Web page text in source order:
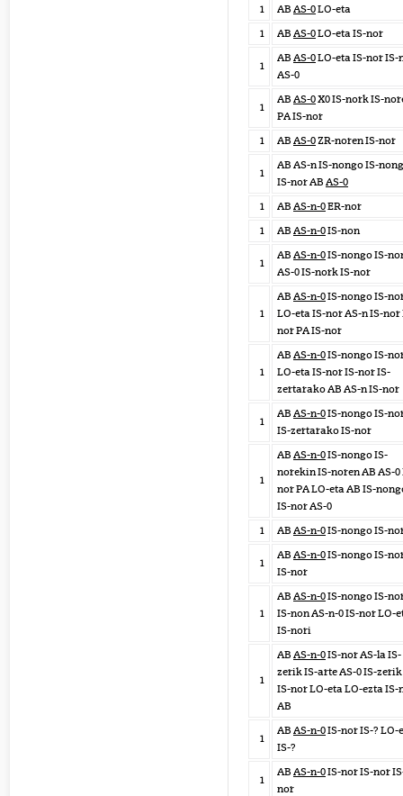
1
AB AS-0LO-eta
1
AB AS-0LO-eta IS-nor
1
AB AS-0LO-eta IS-nor IS-
AS-0
1
AB AS-0X0 IS-nork IS-
PA IS-nor
1
AB AS-0ZR-noren IS-nor
1
AB AS-n IS-nongo IS-
IS-nor AB AS-0
1
AB AS-n-0ER-nor
1
AB AS-n-0IS-non
1
AB AS-n-0IS-nongo IS-
AS-0 IS-nork IS-nor
1
AB AS-n-0IS-nongo IS-
LO-eta IS-nor AS-n IS-nor
nor PA IS-nor
1
AB AS-n-0IS-nongo IS-
LO-eta IS-nor IS-nor IS-
zertarako AB AS-n IS-nor
1
AB AS-n-0IS-nongo IS-
IS-zertarako IS-nor
1
AB AS-n-0IS-nongo IS-
norekin IS-noren AB AS-0
nor PA LO-eta AB IS-
IS-nor AS-0
1
AB AS-n-0IS-nongo IS-
1
AB AS-n-0IS-nongo IS-
IS-nor
1
AB AS-n-0IS-nongo IS-
IS-non AS-n-0 IS-nor LO-
IS-nori
1
AB AS-n-0IS-nor AS-la IS-
zerik IS-arte AS-0 IS-zerik
IS-nor LO-eta LO-ezta IS-
AB
1
AB AS-n-0IS-nor IS-? LO-
IS-?
1
AB AS-n-0IS-nor IS-nor
nor